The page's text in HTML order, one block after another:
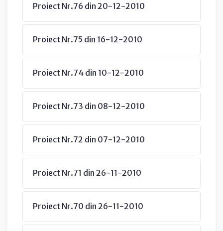
Proiect Nr.76 din 20-12-2010
Proiect Nr.75 din 16-12-2010
Proiect Nr.74 din 10-12-2010
Proiect Nr.73 din 08-12-2010
Proiect Nr.72 din 07-12-2010
Proiect Nr.71 din 26-11-2010
Proiect Nr.70 din 26-11-2010